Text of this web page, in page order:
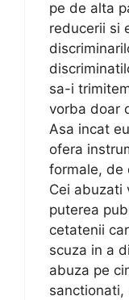
pe de alta
reducerii si
sa-i
vorba doar
Asa incat
ofera
formale, de
Cei abuzati
puterea
cetatenii
scuza in a
abuza pe
sanctionati,